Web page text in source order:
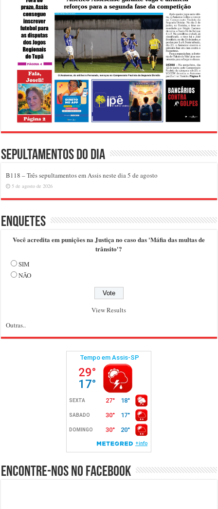
Sepultamentos do dia
B118 – Três sepultamentos em Assis neste dia 5 de agosto
5 de agosto de 2026
Enquetes
Você acredita em punições na Justiça no caso das 'Máfia das multas de
trânsito'?
SIM
NÃO
View Results
Outras..
Encontre-nos no Facebook